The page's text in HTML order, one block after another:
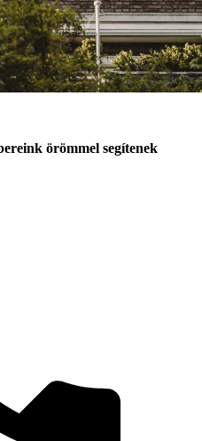
örömmel segítenek